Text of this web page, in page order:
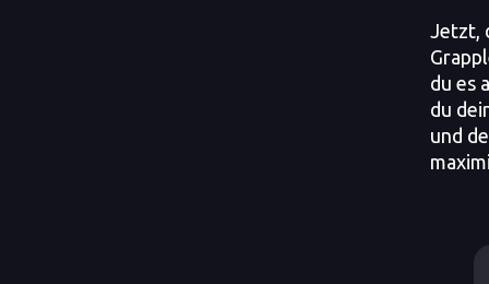
Jetzt,
du es
du
und